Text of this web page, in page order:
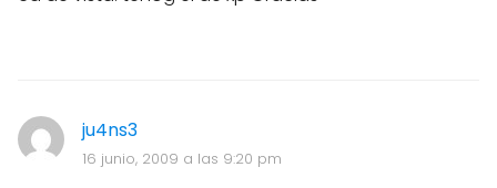
ju4ns3
16 junio, 2009 a las 9:20 pm